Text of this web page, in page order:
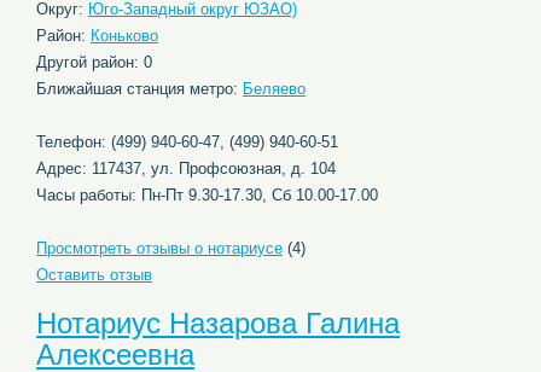
Округ: Юго-Западный округ ЮЗАО)
Район: Коньково
Другой район: 0
Ближайшая станция метро: Беляево
Телефон: (499) 940-60-47, (499) 940-60-51
Адрес: 117437, ул. Профсоюзная, д. 104
Часы работы: Пн-Пт 9.30-17.30, Сб 10.00-17.00
Просмотреть отзывы о нотариусе (4)
Оставить отзыв
Нотариус Назарова Галина
Алексеевна